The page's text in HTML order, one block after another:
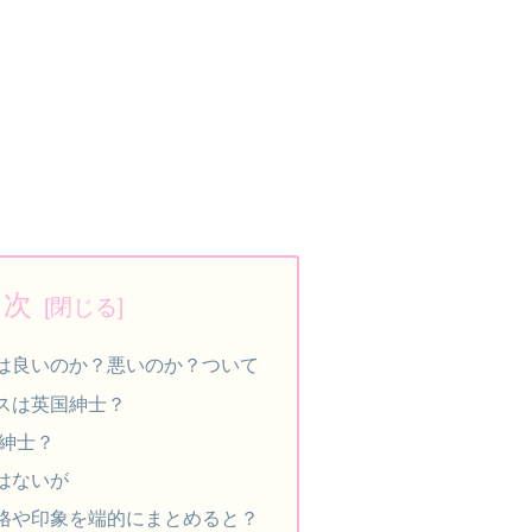
良いのか？悪いのか？ついて
は英国紳士？
士？
ないが
や印象を端的にまとめると？